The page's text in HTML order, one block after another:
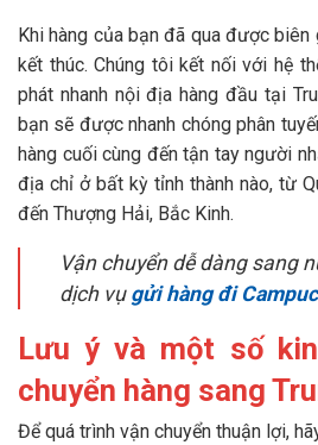
Khi hàng của bạn đã qua được biên
kết thúc. Chúng tôi kết nối với hệ
phát nhanh nội địa hàng đầu tại
bạn sẽ được nhanh chóng phân
hàng cuối cùng đến tận tay người
địa chỉ ở bất kỳ tỉnh thành nào, từ
đến Thượng Hải, Bắc Kinh.
Vận chuyển dễ dàng sang
dịch vụ gửi hàng đi
Lưu ý và một số
chuyển hàng sang
Để quá trình vận chuyển thuận lợi,